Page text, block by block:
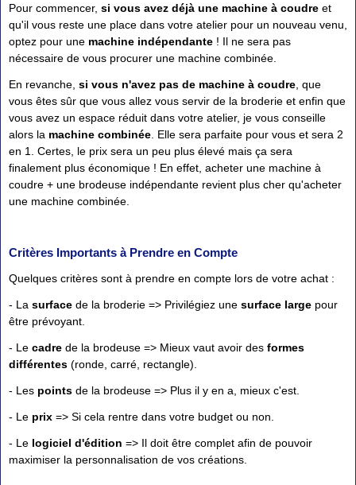
Pour commencer, si vous avez déjà une machine à coudre et
qu'il vous reste une place dans votre atelier pour un nouveau venu,
optez pour une machine indépendante ! Il ne sera pas
nécessaire de vous procurer une machine combinée.
En revanche, si vous n'avez pas de machine à coudre, que
vous êtes sûr que vous allez vous servir de la broderie et enfin que
vous avez un espace réduit dans votre atelier, je vous conseille
alors la machine combinée. Elle sera parfaite pour vous et sera 2
en 1. Certes, le prix sera un peu plus élevé mais ça sera
finalement plus économique ! En effet, acheter une machine à
coudre + une brodeuse indépendante revient plus cher qu'acheter
une machine combinée.
Critères Importants à Prendre en Compte
Quelques critères sont à prendre en compte lors de votre achat :
- La surface de la broderie => Privilégiez une surface large pour
être prévoyant.
- Le cadre de la brodeuse => Mieux vaut avoir des formes
différentes (ronde, carré, rectangle).
- Les points de la brodeuse => Plus il y en a, mieux c'est.
- Le prix => Si cela rentre dans votre budget ou non.
- Le logiciel d'édition => Il doit être complet afin de pouvoir
maximiser la personnalisation de vos créations.